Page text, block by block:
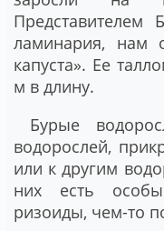
Представителем
ламинария, нам
капуста». Ее
м в длину.
Бурые
водорослей,
или к другим
них есть
ризоиды, чем-то